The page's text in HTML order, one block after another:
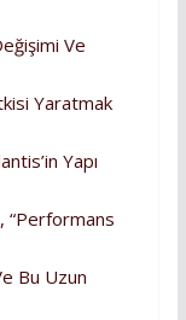
Ve
Yaratmak
Yapı
“Performans
Bu Uzun